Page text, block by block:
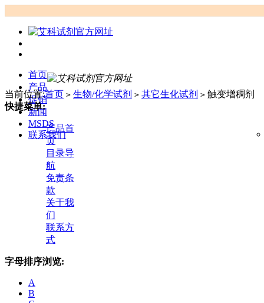
首页
产品
促销
新闻
MSDS
联系我们
当前位置:首页 > 生物/化学试剂 > 其它生化试剂 > 触变增稠剂
快捷菜单:
产品首
页
目录导
航
免责条
款
关于我
们
联系方
式
字母排序浏览:
A
B